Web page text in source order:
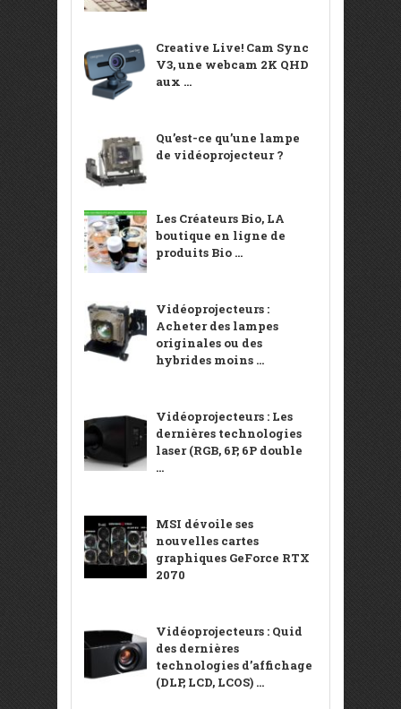
Creative Live! Cam Sync
V3, une webcam 2K QHD
aux ...
Qu’est-ce qu’une lampe
de vidéoprojecteur ?
Les Créateurs Bio, LA
boutique en ligne de
produits Bio ...
Vidéoprojecteurs :
Acheter des lampes
originales ou des
hybrides moins ...
Vidéoprojecteurs : Les
dernières technologies
laser (RGB, 6P, 6P double
...
MSI dévoile ses
nouvelles cartes
graphiques GeForce RTX
2070
Vidéoprojecteurs : Quid
des dernières
technologies d’affichage
(DLP, LCD, LCOS) ...